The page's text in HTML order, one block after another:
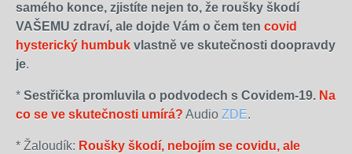
samého konce, zjistíte nejen to, že roušky škodí
VAŠEMU zdraví, ale dojde Vám o čem ten covid
hysterický humbuk vlastně ve skutečnosti doopravdy
je.
* Sestřička promluvila o podvodech s Covidem-19. Na
co se ve skutečnosti umírá? Audio ZDE.
* Žaloudík: Roušky škodí, nebojím se covidu, ale